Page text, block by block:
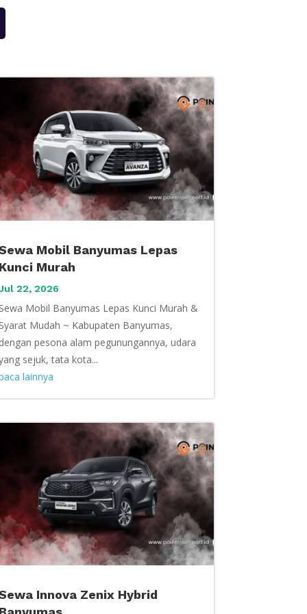
Mobil Banyumas Lepas
Murah
22, 2026
Mobil Banyumas Lepas Kunci Murah &
Mudah ~ Kabupaten Banyumas,
pesona alam pegunungannya, udara
sejuk, tata kota...
lainnya
Innova Zenix Hybrid